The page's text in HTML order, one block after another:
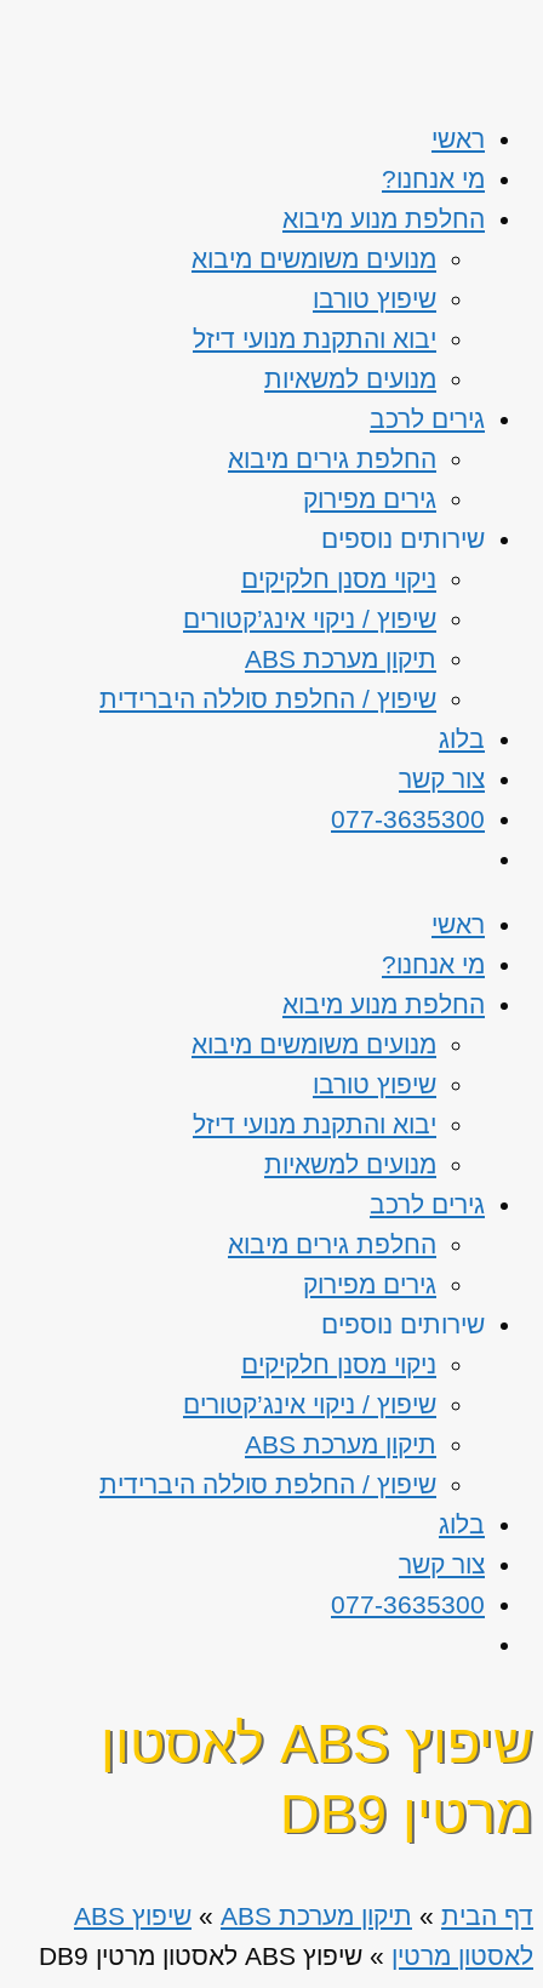
ראשי
מי אנחנו?
החלפת מנוע מיבוא
מנועים משומשים מיבוא
שיפוץ טורבו
יבוא והתקנת מנועי דיזל
מנועים למשאיות
גירים לרכב
החלפת גירים מיבוא
גירים מפירוק
שירותים נוספים
ניקוי מסנן חלקיקים
שיפוץ / ניקוי אינג’קטורים
תיקון מערכת ABS
שיפוץ / החלפת סוללה היברידית
בלוג
צור קשר
077-3635300
ראשי
מי אנחנו?
החלפת מנוע מיבוא
מנועים משומשים מיבוא
שיפוץ טורבו
יבוא והתקנת מנועי דיזל
מנועים למשאיות
גירים לרכב
החלפת גירים מיבוא
גירים מפירוק
שירותים נוספים
ניקוי מסנן חלקיקים
שיפוץ / ניקוי אינג’קטורים
תיקון מערכת ABS
שיפוץ / החלפת סוללה היברידית
בלוג
צור קשר
077-3635300
שיפוץ ABS לאסטון
מרטין DB9
דף הבית » תיקון מערכת ABS »
שיפוץ ABS
לאסטון מרטין » שיפוץ ABS לאסטון מרטין DB9